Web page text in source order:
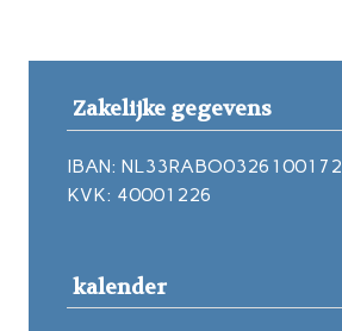
Zakelijke gegevens
IBAN: NL33RABO0326100172
KVK: 40001226
kalender